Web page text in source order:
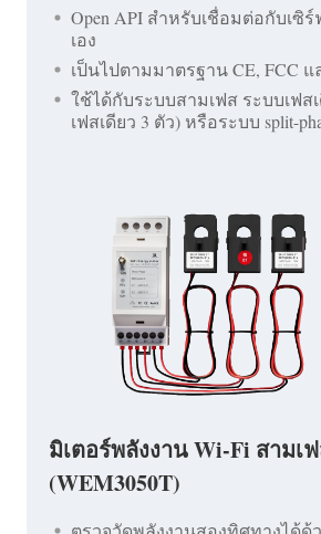
Open API สำหรับเชื่อมต่อกับเซิ
เอง
เป็นไปตามมาตรฐาน CE, FCC แ
ใช้ได้กับระบบสามเฟส ระบบเฟส
เฟสเดียว 3 ตัว) หรือระบบ split-
มิเตอร์พลังงาน Wi-Fi สามเ
(WEM3050T)